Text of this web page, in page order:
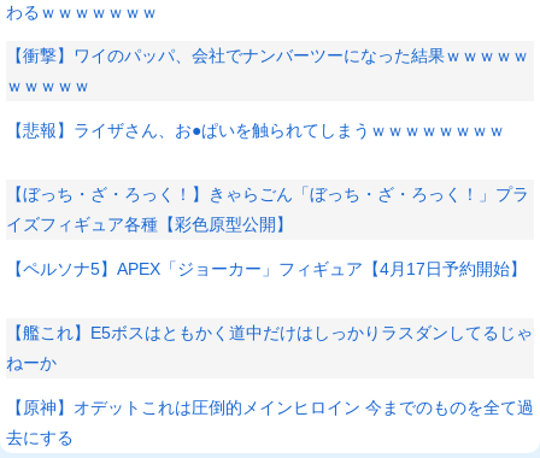
わるｗｗｗｗｗｗｗ
【衝撃】ワイのパッパ、会社でナンバーツーになった結果ｗｗｗｗｗ
ｗｗｗｗｗ
【悲報】ライザさん、お●ぱいを触られてしまうｗｗｗｗｗｗｗｗ
【ぼっち・ざ・ろっく！】きゃらごん「ぼっち・ざ・ろっく！」プラ
イズフィギュア各種【彩色原型公開】
【ペルソナ5】APEX「ジョーカー」フィギュア【4月17日予約開始】
【艦これ】E5ボスはともかく道中だけはしっかりラスダンしてるじゃ
ねーか
【原神】オデットこれは圧倒的メインヒロイン 今までのものを全て過
去にする